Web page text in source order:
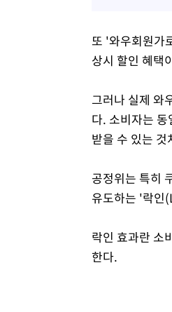
또 '와우회원가
상시 할인 혜택
그러나 실제 와
다. 소비자는
받을 수 있는
공정위는 특히
유도하는 '락인
락인 효과란 소
한다.